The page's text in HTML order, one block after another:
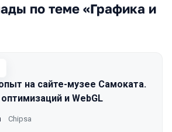
по теме «Графика и
на сайте-музее Самоката.
и WebGL
Chipsa